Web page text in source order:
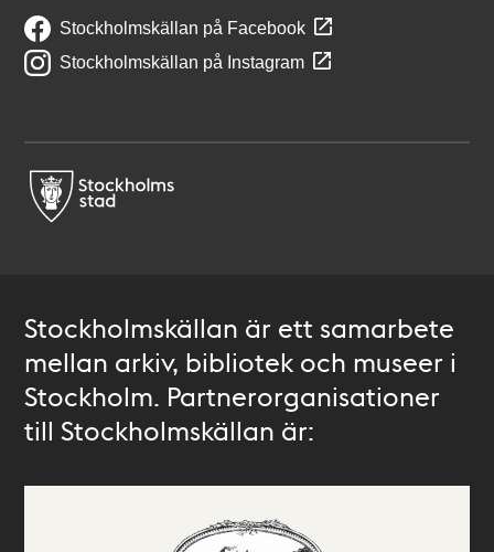
Stockholmskällan på Facebook
Stockholmskällan på Instagram
Stockholmskällan är ett samarbete
mellan arkiv, bibliotek och museer i
Stockholm. Partnerorganisationer
till Stockholmskällan är: